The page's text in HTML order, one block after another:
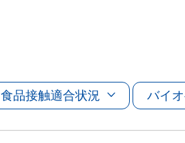
一般工業用塗料
食品接触適合状況 バイ